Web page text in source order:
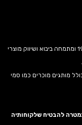
חברת הנסיך הקטן - אביב ואורן בע"מ נוסדה בשנת 1994 ומתמחה ביבוא ושיווק מוצרי
מותגים מוכרים כמו סמי
להבטיח שלקוחותיה